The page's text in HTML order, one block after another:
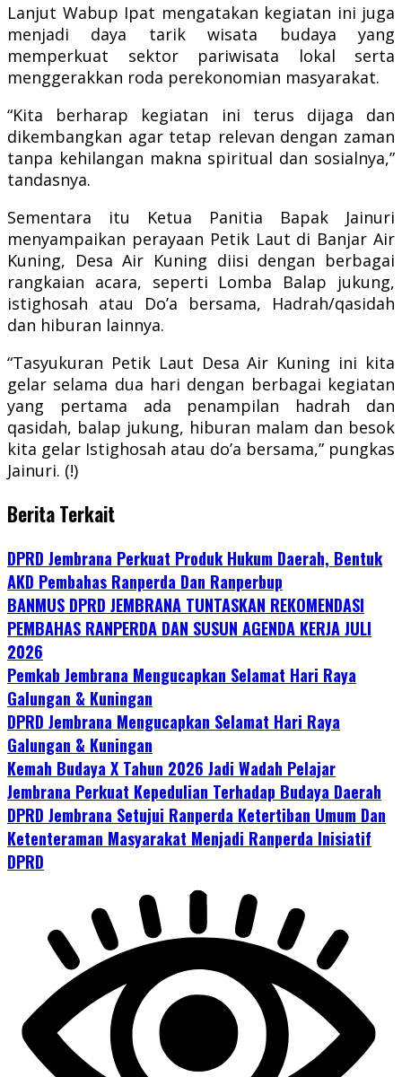
Lanjut Wabup Ipat mengatakan kegiatan ini juga
menjadi daya tarik wisata budaya yang
memperkuat sektor pariwisata lokal serta
menggerakkan roda perekonomian masyarakat.
“Kita berharap kegiatan ini terus dijaga dan
dikembangkan agar tetap relevan dengan zaman
tanpa kehilangan makna spiritual dan sosialnya,”
tandasnya.
Sementara itu Ketua Panitia Bapak Jainuri
menyampaikan perayaan Petik Laut di Banjar Air
Kuning, Desa Air Kuning diisi dengan berbagai
rangkaian acara, seperti Lomba Balap jukung,
istighosah atau Do’a bersama, Hadrah/qasidah
dan hiburan lainnya.
“Tasyukuran Petik Laut Desa Air Kuning ini kita
gelar selama dua hari dengan berbagai kegiatan
yang pertama ada penampilan hadrah dan
qasidah, balap jukung, hiburan malam dan besok
kita gelar Istighosah atau do’a bersama,” pungkas
Jainuri. (!)
Berita Terkait
DPRD Jembrana Perkuat Produk Hukum Daerah, Bentuk
AKD Pembahas Ranperda Dan Ranperbup
BANMUS DPRD JEMBRANA TUNTASKAN REKOMENDASI
PEMBAHAS RANPERDA DAN SUSUN AGENDA KERJA JULI
2026
Pemkab Jembrana Mengucapkan Selamat Hari Raya
Galungan & Kuningan
DPRD Jembrana Mengucapkan Selamat Hari Raya
Galungan & Kuningan
Kemah Budaya X Tahun 2026 Jadi Wadah Pelajar
Jembrana Perkuat Kepedulian Terhadap Budaya Daerah
DPRD Jembrana Setujui Ranperda Ketertiban Umum Dan
Ketenteraman Masyarakat Menjadi Ranperda Inisiatif
DPRD